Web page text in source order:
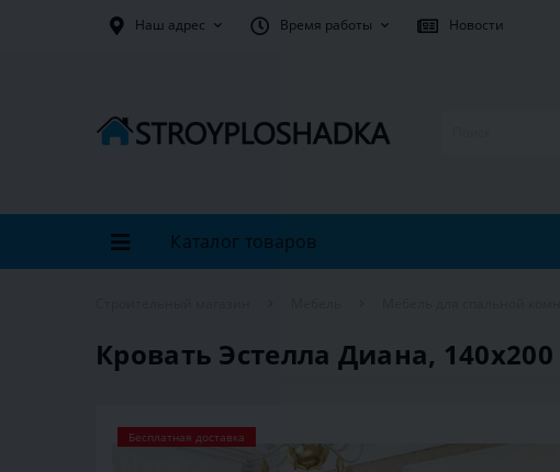
Наш адрес Время работы Новости
Каталог товаров
Кровать Эстелла Диана,
Бесплатная доставка